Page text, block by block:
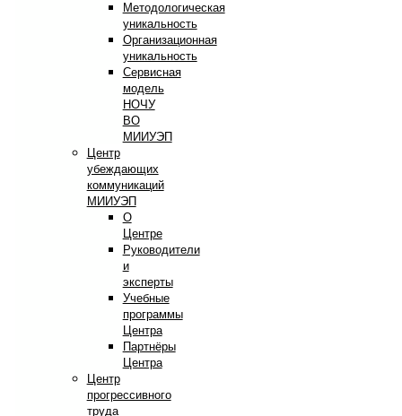
Методологическая
уникальность
Организационная
уникальность
Сервисная
модель
НОЧУ
ВО
МИИУЭП
Центр
убеждающих
коммуникаций
МИИУЭП
О
Центре
Руководители
и
эксперты
Учебные
программы
Центра
Партнёры
Центра
Центр
прогрессивного
труда